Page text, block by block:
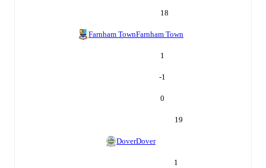
18
Farnham TownFarnham Town
1
-1
0
19
DoverDover
1